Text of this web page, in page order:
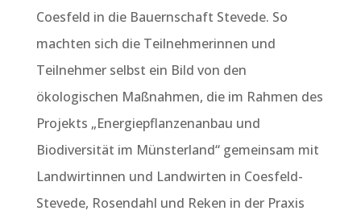
Coesfeld in die Bauernschaft Stevede. So
machten sich die Teilnehmerinnen und
Teilnehmer selbst ein Bild von den
ökologischen Maßnahmen, die im Rahmen des
Projekts „Energiepflanzenanbau und
Biodiversität im Münsterland“ gemeinsam mit
Landwirtinnen und Landwirten in Coesfeld-
Stevede, Rosendahl und Reken in der Praxis